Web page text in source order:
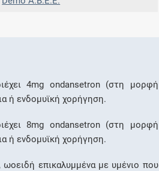
4mg ondansetron (στη μορφή
ή ενδομυϊκή χορήγηση.
8mg ondansetron (στη μορφή
ή ενδομυϊκή χορήγηση.
ωοειδή επικαλυμμένα με υμένιο που